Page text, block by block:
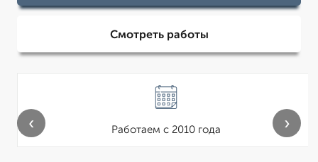
Смотреть работы
Работаем с 2010 года
‹ ›